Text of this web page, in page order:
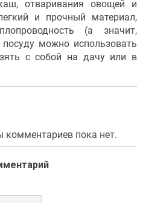
отваривания овощей и
и прочный материал,
(а значит,
можно использовать
с собой на дачу или в
комментариев пока нет.